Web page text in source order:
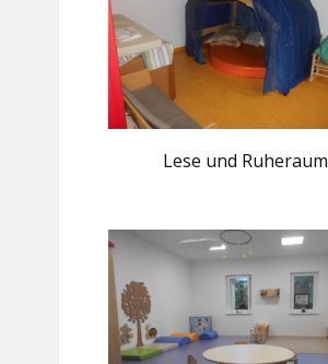
Lese und Ruheraum